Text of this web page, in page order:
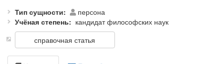
Тип сущности
персона
Учёная степень
кандидат философских наук
справочная статья